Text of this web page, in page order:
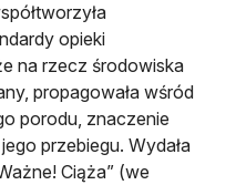
opieki
na rzecz środowiska
propagowała wśród
porodu, znaczenie
przebiegu. Wydała
Ciąża” (we